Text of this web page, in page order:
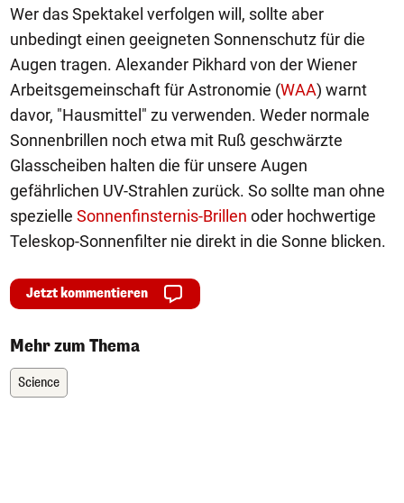
Wer das Spektakel verfolgen will, sollte aber
unbedingt einen geeigneten Sonnenschutz für die
Augen tragen. Alexander Pikhard von der Wiener
Arbeitsgemeinschaft für Astronomie (WAA) warnt
davor, "Hausmittel" zu verwenden. Weder normale
Sonnenbrillen noch etwa mit Ruß geschwärzte
Glasscheiben halten die für unsere Augen
gefährlichen UV-Strahlen zurück. So sollte man ohne
spezielle Sonnenfinsternis-Brillen oder hochwertige
Teleskop-Sonnenfilter nie direkt in die Sonne blicken.
Jetzt kommentieren
Mehr zum Thema
Science